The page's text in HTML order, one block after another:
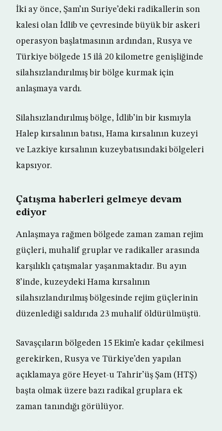
İki ay önce, Şam’ın Suriye’deki radikallerin son
kalesi olan İdlib ve çevresinde büyük bir askeri
operasyon başlatmasının ardından, Rusya ve
Türkiye bölgede 15 ilâ 20 kilometre genişliğinde
silahsızlandırılmış bir bölge kurmak için
anlaşmaya vardı.
Silahsızlandırılmış bölge, İdlib’in bir kısmıyla
Halep kırsalının batısı, Hama kırsalının kuzeyi
ve Lazkiye kırsalının kuzeybatısındaki bölgeleri
kapsıyor.
Çatışma haberleri gelmeye devam
ediyor
Anlaşmaya rağmen bölgede zaman zaman rejim
güçleri, muhalif gruplar ve radikaller arasında
karşılıklı çatışmalar yaşanmaktadır. Bu ayın
8’inde, kuzeydeki Hama kırsalının
silahsızlandırılmış bölgesinde rejim güçlerinin
düzenlediği saldırıda 23 muhalif öldürülmüştü.
Savaşçıların bölgeden 15 Ekim’e kadar çekilmesi
gerekirken, Rusya ve Türkiye’den yapılan
açıklamaya göre Heyet-u Tahrir’üş Şam (HTŞ)
başta olmak üzere bazı radikal gruplara ek
zaman tanındığı görülüyor.